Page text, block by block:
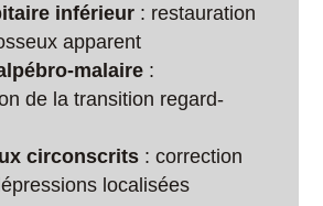
inférieur : restauration
apparent
malaire :
de la transition regard-
circonscrits : correction
localisées